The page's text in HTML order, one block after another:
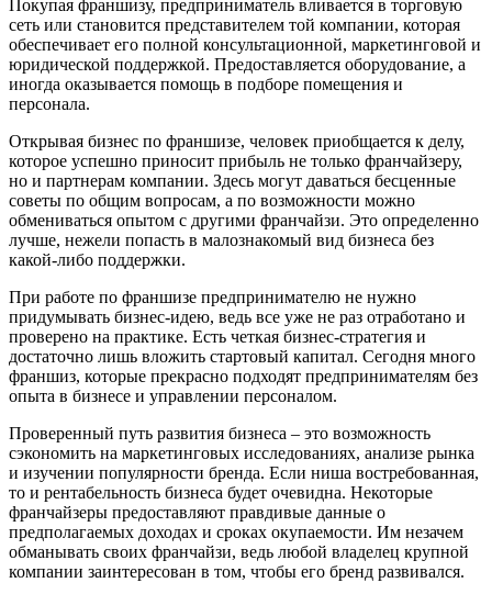
Покупая франшизу, предприниматель вливается в торговую
сеть или становится представителем той компании, которая
обеспечивает его полной консультационной, маркетинговой и
юридической поддержкой. Предоставляется оборудование, а
иногда оказывается помощь в подборе помещения и
персонала.
Открывая бизнес по франшизе, человек приобщается к делу,
которое успешно приносит прибыль не только франчайзеру,
но и партнерам компании. Здесь могут даваться бесценные
советы по общим вопросам, а по возможности можно
обмениваться опытом с другими франчайзи. Это определенно
лучше, нежели попасть в малознакомый вид бизнеса без
какой-либо поддержки.
При работе по франшизе предпринимателю не нужно
придумывать бизнес-идею, ведь все уже не раз отработано и
проверено на практике. Есть четкая бизнес-стратегия и
достаточно лишь вложить стартовый капитал. Сегодня много
франшиз, которые прекрасно подходят предпринимателям без
опыта в бизнесе и управлении персоналом.
Проверенный путь развития бизнеса – это возможность
сэкономить на маркетинговых исследованиях, анализе рынка
и изучении популярности бренда. Если ниша востребованная,
то и рентабельность бизнеса будет очевидна. Некоторые
франчайзеры предоставляют правдивые данные о
предполагаемых доходах и сроках окупаемости. Им незачем
обманывать своих франчайзи, ведь любой владелец крупной
компании заинтересован в том, чтобы его бренд развивался.